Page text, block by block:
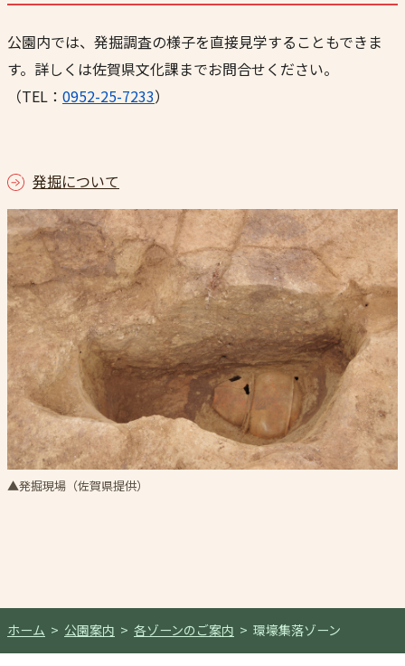
ホーム 公園案内 各ゾーンのご案内 環壕集落ゾーン
公園内では、発掘調査の様子を直接見学することもできま
す。詳しくは佐賀県文化課までお問合せください。
（TEL： 0952-25-7233）
発掘について
▲発掘現場（佐賀県提供）